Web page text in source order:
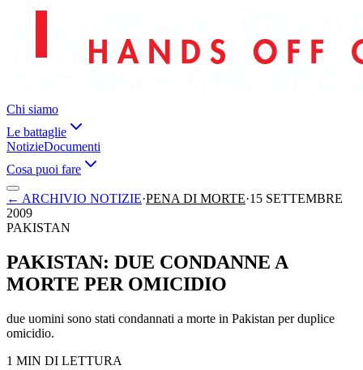
Chi siamo
Le battaglie
NotizieDocumenti
Cosa puoi fare
← ARCHIVIO NOTIZIE·PENA DI MORTE·15 SETTEMBRE
2009
PAKISTAN
PAKISTAN: DUE CONDANNE A
MORTE PER OMICIDIO
due uomini sono stati condannati a morte in Pakistan per duplice
omicidio.
1 MIN DI LETTURA